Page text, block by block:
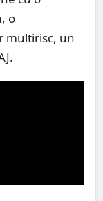
o
multirisc, un